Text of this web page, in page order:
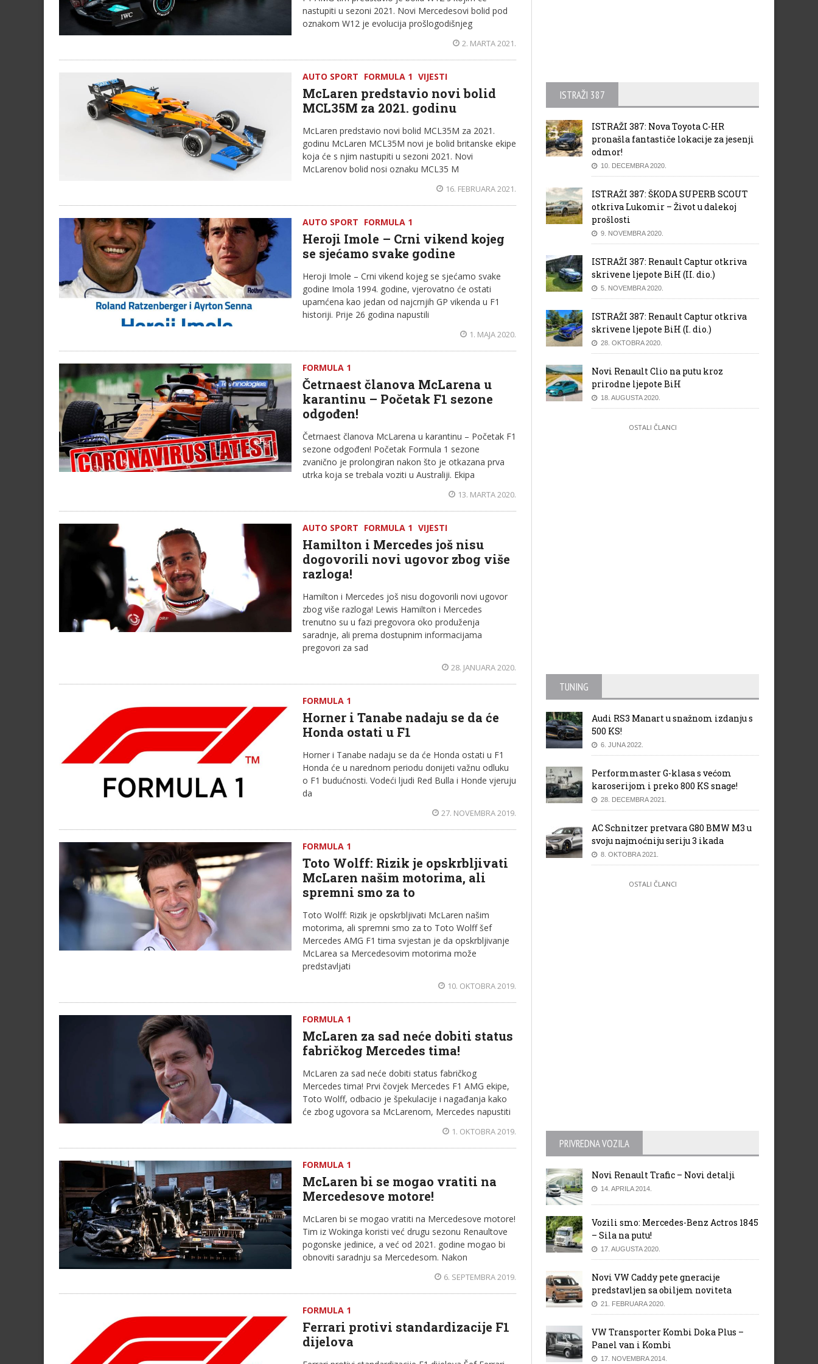
nastupiti u sezoni 2021. Novi Mercedesovi bolid pod
oznakom W12 je evolucija prošlogodišnjeg
2. MARTA 2021.
AUTO SPORT FORMULA 1 VIJESTI
McLaren predstavio novi bolid
MCL35M za 2021. godinu
McLaren predstavio novi bolid MCL35M za 2021.
godinu McLaren MCL35M novi je bolid britanske ekipe
koja će s njim nastupiti u sezoni 2021. Novi
McLarenov bolid nosi oznaku MCL35 M
16. FEBRUARA 2021.
AUTO SPORT FORMULA 1
Heroji Imole – Crni vikend kojeg
se sjećamo svake godine
Heroji Imole – Crni vikend kojeg se sjećamo svake
godine Imola 1994. godine, vjerovatno će ostati
upamćena kao jedan od najcrnjih GP vikenda u F1
historiji. Prije 26 godina napustili
1. MAJA 2020.
FORMULA 1
Četrnaest članova McLarena u
karantinu – Početak F1 sezone
odgođen!
Četrnaest članova McLarena u karantinu – Početak F1
sezone odgođen! Početak Formula 1 sezone
zvanično je prolongiran nakon što je otkazana prva
utrka koja se trebala voziti u Australiji. Ekipa
13. MARTA 2020.
AUTO SPORT FORMULA 1 VIJESTI
Hamilton i Mercedes još nisu
dogovorili novi ugovor zbog više
razloga!
Hamilton i Mercedes još nisu dogovorili novi ugovor
zbog više razloga! Lewis Hamilton i Mercedes
trenutno su u fazi pregovora oko produženja
saradnje, ali prema dostupnim informacijama
pregovori za sad
28. JANUARA 2020.
FORMULA 1
Horner i Tanabe nadaju se da će
Honda ostati u F1
Horner i Tanabe nadaju se da će Honda ostati u F1
Honda će u narednom periodu donijeti važnu odluku
o F1 budućnosti. Vodeći ljudi Red Bulla i Honde vjeruju
da
27. NOVEMBRA 2019.
FORMULA 1
Toto Wolff: Rizik je opskrbljivati
McLaren našim motorima, ali
spremni smo za to
Toto Wolff: Rizik je opskrbljivati McLaren našim
motorima, ali spremni smo za to Toto Wolff šef
Mercedes AMG F1 tima svjestan je da opskrbljivanje
McLarea sa Mercedesovim motorima može
predstavljati
10. OKTOBRA 2019.
FORMULA 1
McLaren za sad neće dobiti status
fabričkog Mercedes tima!
McLaren za sad neće dobiti status fabričkog
Mercedes tima! Prvi čovjek Mercedes F1 AMG ekipe,
Toto Wolff, odbacio je špekulacije i nagađanja kako
će zbog ugovora sa McLarenom, Mercedes napustiti
1. OKTOBRA 2019.
FORMULA 1
McLaren bi se mogao vratiti na
Mercedesove motore!
McLaren bi se mogao vratiti na Mercedesove motore!
Tim iz Wokinga koristi već drugu sezonu Renaultove
pogonske jedinice, a već od 2021. godine mogao bi
obnoviti saradnju sa Mercedesom. Nakon
6. SEPTEMBRA 2019.
FORMULA 1
Ferrari protivi standardizacije F1
dijelova
ISTRAŽI 387
ISTRAŽI 387: Nova Toyota C-HR
pronašla fantastiče lokacije za jesenji
odmor!
10. DECEMBRA 2020.
ISTRAŽI 387: ŠKODA SUPERB SCOUT
otkriva Lukomir – Život u dalekoj
prošlosti
9. NOVEMBRA 2020.
ISTRAŽI 387: Renault Captur otkriva
skrivene ljepote BiH (II. dio.)
5. NOVEMBRA 2020.
ISTRAŽI 387: Renault Captur otkriva
skrivene ljepote BiH (I. dio.)
28. OKTOBRA 2020.
Novi Renault Clio na putu kroz
prirodne ljepote BiH
18. AUGUSTA 2020.
OSTALI ČLANCI
TUNING
Audi RS3 Manart u snažnom izdanju s
500 KS!
6. JUNA 2022.
Performmaster G-klasa s većom
karoserijom i preko 800 KS snage!
28. DECEMBRA 2021.
AC Schnitzer pretvara G80 BMW M3 u
svoju najmoćniju seriju 3 ikada
8. OKTOBRA 2021.
OSTALI ČLANCI
PRIVREDNA VOZILA
Novi Renault Trafic – Novi detalji
14. APRILA 2014.
Vozili smo: Mercedes-Benz Actros 1845
– Sila na putu!
17. AUGUSTA 2020.
Novi VW Caddy pete gneracije
predstavljen sa obiljem noviteta
21. FEBRUARA 2020.
VW Transporter Kombi Doka Plus –
Panel van i Kombi
17. NOVEMBRA 2014.